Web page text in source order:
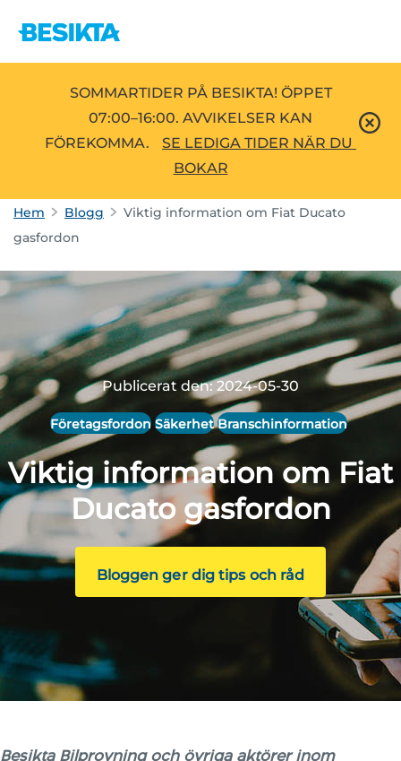
SOMMARTIDER PÅ BESIKTA! ÖPPET
07:00–16:00. AVVIKELSER KAN
FÖREKOMMA.
SE LEDIGA TIDER NÄR DU
BOKAR
Hem Blogg
Viktig information om Fiat Ducato
gasfordon
Publicerat den: 2024-05-30
Företagsfordon Säkerhet Branschinformation
Viktig information om Fiat
Ducato gasfordon
Bloggen ger dig tips och råd
Besikta Bilprovning och övriga aktörer inom